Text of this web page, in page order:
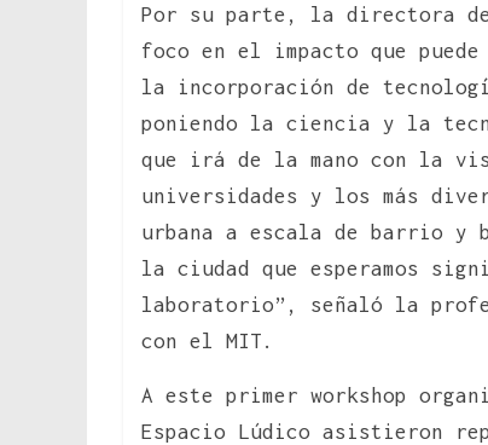
Por su parte, la directora
foco en el impacto que
la incorporación de
poniendo la ciencia y la
que irá de la mano con la
universidades y los más
urbana a escala de barrio y
la ciudad que esperamos
laboratorio”, señaló la
con el MIT.
A este primer workshop
Espacio Lúdico asistieron